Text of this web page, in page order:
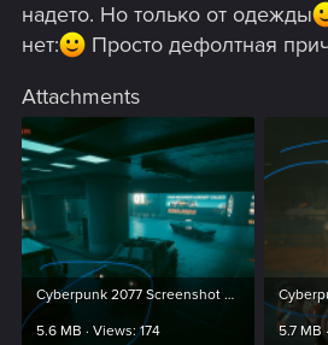
надето. Но только от одежды
нет:
Просто дефолтная
Attachments
Cyberpunk 2077 Screenshot 2022.02.15 - 21.26.59.43.png
5.6 MB · Views: 174
5.7 MB